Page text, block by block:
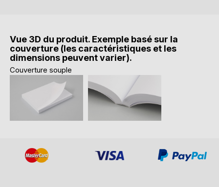
Vue 3D du produit. Exemple basé sur la
couverture (les caractéristiques et les
dimensions peuvent varier).
Couverture souple